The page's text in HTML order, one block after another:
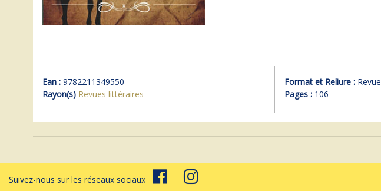
Ean : 9782211349550
Rayon(s) Revues littéraires
Format et Reliure : Revue
Pages :106
Suivez-nous sur les réseaux sociaux